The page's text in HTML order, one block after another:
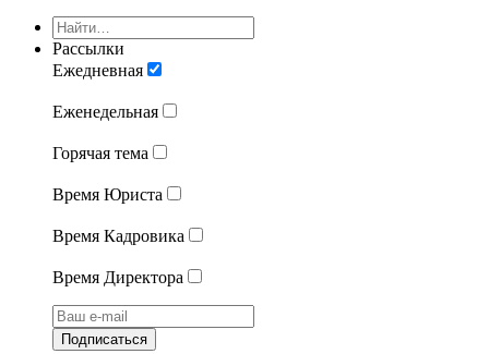
Рассылки
Ежедневная
Еженедельная
Горячая тема
Время Юриста
Время Кадровика
Время Директора
Подписаться